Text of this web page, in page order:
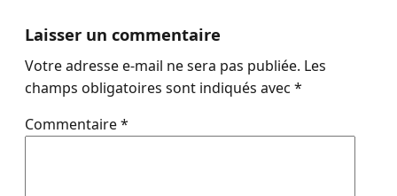
Laisser un commentaire
Votre adresse e-mail ne sera pas publiée. Les
champs obligatoires sont indiqués avec *
Commentaire*